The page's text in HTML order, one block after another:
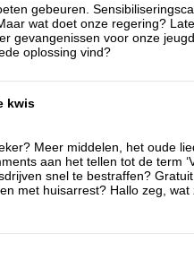
gebeuren.
wat doet onze regering?
gevangenissen voor onze
oplossing vind?
kwis
Meer middelen, het oude
aan het tellen tot de term
snel te bestraffen?
met huisarrest? Hallo zeg, wat